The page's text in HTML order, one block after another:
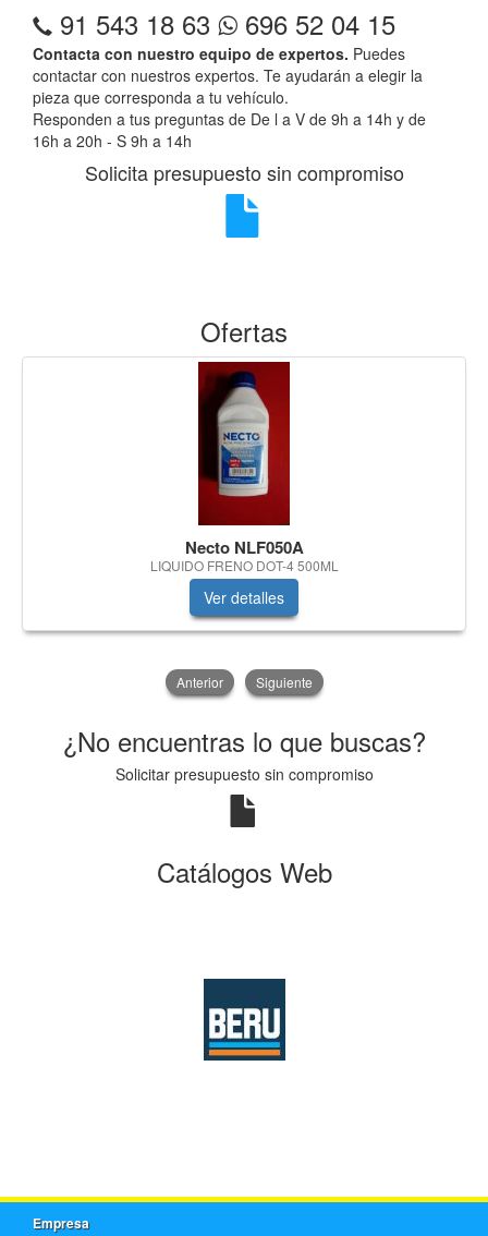
91 543 18 63 696 52 04 15
Contacta con nuestro equipo de expertos. Puedes
contactar con nuestros expertos. Te ayudarán a elegir la
pieza que corresponda a tu vehículo.
Responden a tus preguntas de De l a V de 9h a 14h y de
16h a 20h - S 9h a 14h
Solicita presupuesto sin compromiso
Ofertas
Necto NLF050A
LIQUIDO FRENO DOT-4 500ML
Ver detalles
Anterior Siguiente
¿No encuentras lo que buscas?
Solicitar presupuesto sin compromiso
Catálogos Web
Empresa